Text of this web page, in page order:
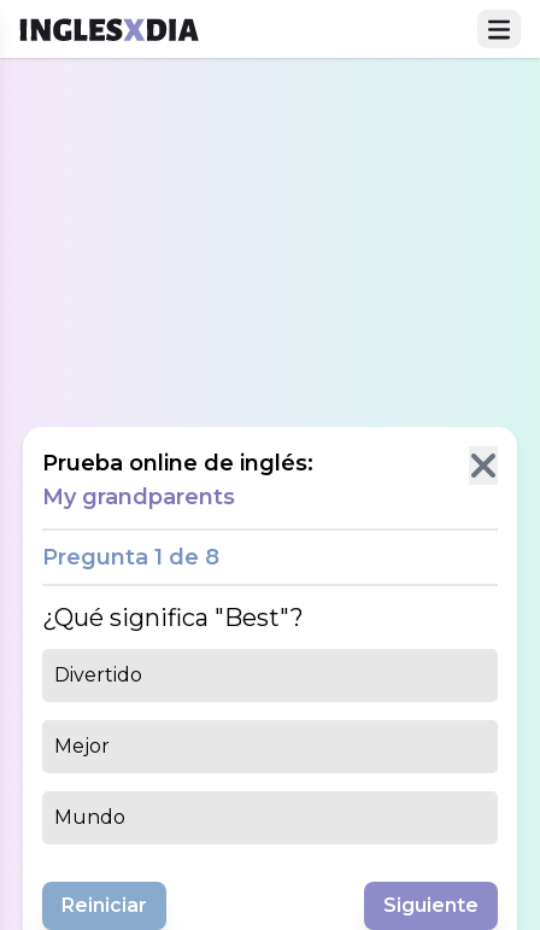
Prueba online de inglés:
My grandparents
Pregunta 1 de 8
¿Qué significa "Best"?
Divertido
Mejor
Mundo
Reiniciar Siguiente